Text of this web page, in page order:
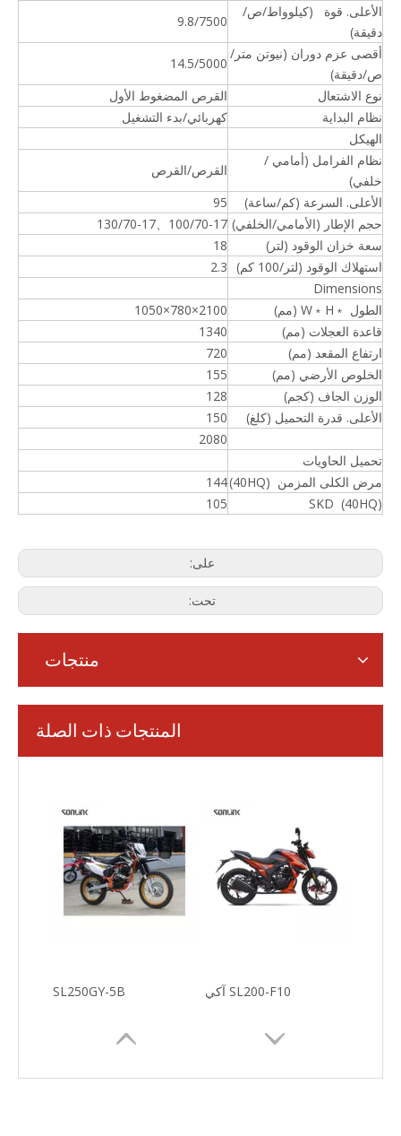
الأعلى. قوة (كيلوواط/ص/
دقيقة)
9.8/7500
أقصى عزم دوران (نيوتن متر/
ص/دقيقة)
14.5/5000
نوع الاشتعال
القرص المضغوط الأول
نظام البداية
كهربائي/بدء التشغيل
الهيكل
نظام الفرامل (أمامي /
خلفي)
القرص/القرص
الأعلى. السرعة (كم/ساعة)
95
حجم الإطار (الأمامي/الخلفي) 100/70-17、130/70-17
سعة خزان الوقود (لتر)
18
استهلاك الوقود (لتر/100 كم)
2.3
Dimensions
الطول ﹡W﹡H (مم)
2100×780×1050
قاعدة العجلات (مم)
1340
ارتفاع المقعد (مم)
720
الخلوص الأرضي (مم)
155
الوزن الجاف (كجم)
128
الأعلى. قدرة التحميل (كلغ)
150
2080
تحميل الحاويات
مرض الكلى المزمن (40HQ)
144
SKD (40HQ)
105
على:
تحت:
منتجات
المنتجات ذات الصلة
SL200-3F
SL250GY-5B SL200-F10 آكي